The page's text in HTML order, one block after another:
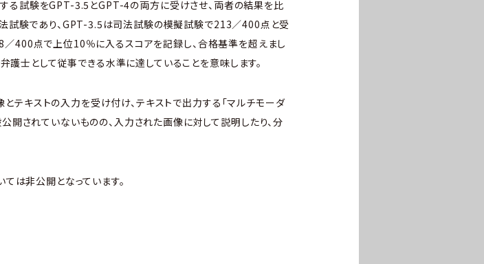
る試験をGPT-3.5とGPT-4の両方に受けさせ、両者の結果を比
試験であり、GPT-3.5は司法試験の模擬試験で213／400点と受
400点で上位10％に入るスコアを記録し、合格基準を超えまし
士として従事できる水準に達していることを意味します。
キストの入力を受け付け、テキストで出力する「マルチモーダ
開されていないものの、入力された画像に対して説明したり、分
は非公開となっています。